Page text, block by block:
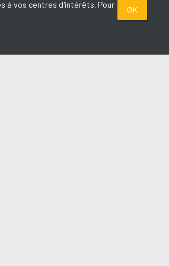
à vos centres d'intérêts. Pour
OK